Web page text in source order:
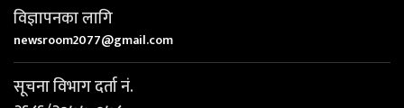
विज्ञापनका लागि
newsroom2077@gmail.com
सूचना विभाग दर्ता नं.